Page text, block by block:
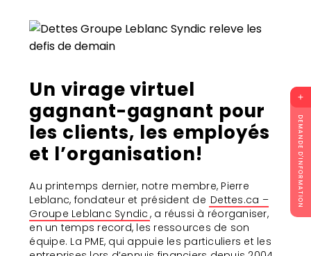
DEMANDE D'INFORMATION
Un virage virtuel
gagnant-gagnant pour
les clients, les employés
et l’organisation!
Au printemps dernier, notre membre, Pierre
Leblanc, fondateur et président de Dettes.ca –
Groupe Leblanc Syndic , a réussi à réorganiser,
en un temps record, les ressources de son
équipe. La PME, qui appuie les particuliers et les